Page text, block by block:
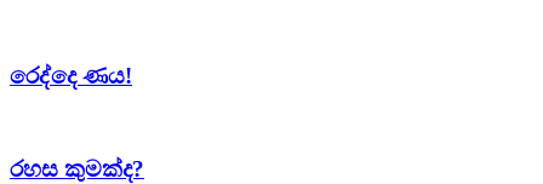
රෙද්දෙ ණය!
රහස කුමක්ද?